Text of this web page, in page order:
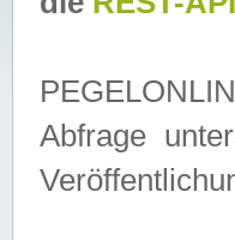
Abfrage